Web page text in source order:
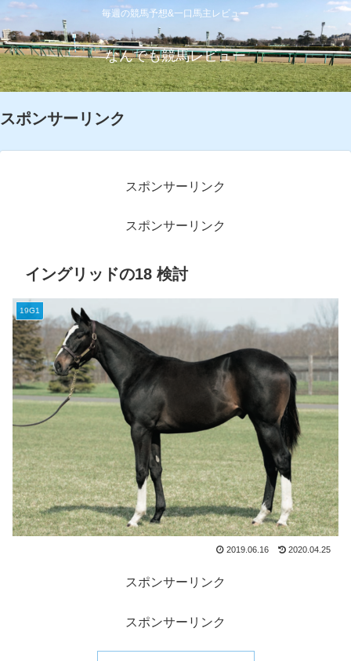
毎週の競馬予想&一口馬主レビュー
なんでも競馬レビュー
スポンサーリンク
スポンサーリンク
スポンサーリンク
イングリッドの18 検討
19G1
2019.06.16 2020.04.25
スポンサーリンク
スポンサーリンク